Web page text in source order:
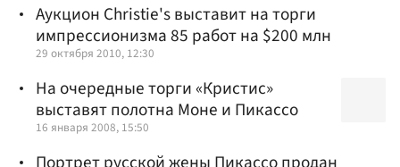
Аукцион Christie's выставит на торги
импрессионизма 85 работ на $200 млн
29 октября 2010, 12:30
На очередные торги «Кристис»
выставят полотна Моне и Пикассо
16 января 2008, 15:50